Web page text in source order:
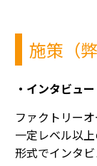
施策（
・インタビュー
ファクトリー
一定レベル以
形式でインタビ